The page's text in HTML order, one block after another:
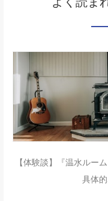
【体験談】『温水ルー
具体